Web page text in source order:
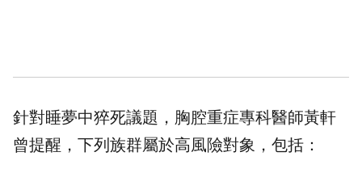
針對睡夢中猝死議題，胸腔重症專科醫師黃軒
曾提醒，下列族群屬於高風險對象，包括：